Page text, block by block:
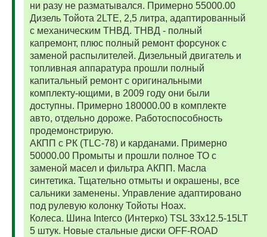
ни разу не разматывался. Примерно 55000.00
Дизель Тойота 2LTE, 2,5 литра, адаптированный
с механическим ТНВД. ТНВД - полный
капремонт, плюс полный ремонт форсунок с
заменой распылителей. Дизельный двигатель и
топливная аппаратура прошли полный
капитальный ремонт с оригинальными
комплекту-ющими, в 2009 году они были
доступны. Примерно 180000.00 в комплекте
авто, отдельно дороже. Работоспособность
продемонстрирую.
АКПП с РК (TLC-78) и карданами. Примерно
50000.00 Промыты и прошли полное ТО с
заменой масел и фильтра АКПП. Масла
синтетика. Тщательно отмыты и окрашены, все
сальники заменены. Управление адаптировано
под рулевую колонку Тойоты Ноах.
Колеса. Шина Interco (Интерко) TSL 33x12.5-15LT
5 штук. Новые стальные диски OFF-ROAD